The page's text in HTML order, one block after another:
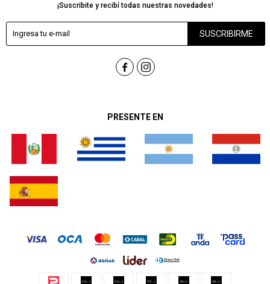
PRESENTE EN
¡Suscribite y recibí todas nuestras novedades!
SUSCRIBIRME
 